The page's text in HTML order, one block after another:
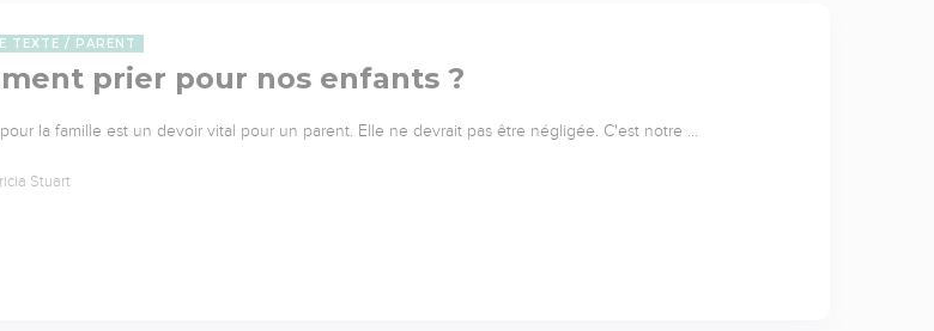
TEXTE PARENT
prier pour nos enfants ?
la famille est un devoir vital pour un parent. Elle ne devrait pas être négligée. C'est notre …
Stuart